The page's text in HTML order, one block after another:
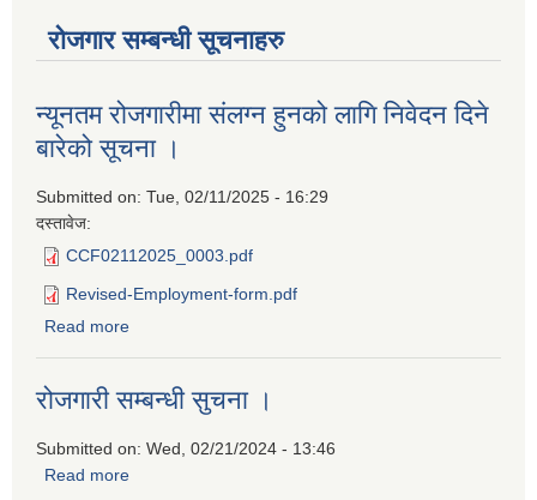
रोजगार सम्बन्धी सूचनाहरु
न्यूनतम रोजगारीमा संलग्न हुनको लागि निवेदन दिने
बारेको सूचना ।
Submitted on: Tue, 02/11/2025 - 16:29
दस्तावेज:
CCF02112025_0003.pdf
Revised-Employment-form.pdf
Read more
रोजगारी सम्बन्धी सुचना ।
Submitted on: Wed, 02/21/2024 - 13:46
Read more